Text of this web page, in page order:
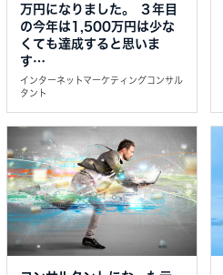
万円になりました。 ３年目
の今年は1,500万円は少な
くても達成すると思いま
す…
インターネットマーケティングコンサル
タント